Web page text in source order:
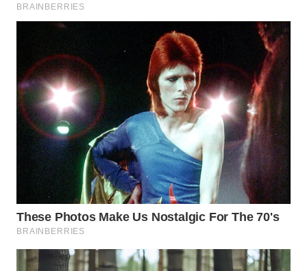
WN
KALBAR
WN
KALTENG
WN
KALTARA
WN
KALSEL
WN
KALTIM
WN